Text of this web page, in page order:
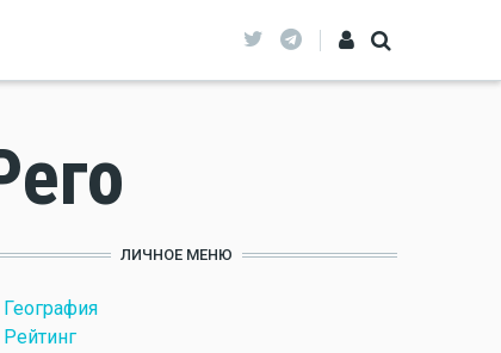
ЛИЧНОЕ МЕНЮ
География
Рейтинг